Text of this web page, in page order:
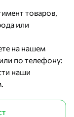
товаров,
или
на нашем
или по телефону:
наши